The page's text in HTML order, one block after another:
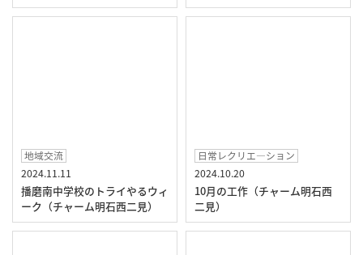
地域交流
2024.11.11
播磨南中学校のトライやるウィ
ーク（チャーム明石西二見）
日常レクリエ―ション
2024.10.20
10月の工作（チャーム明石西
二見）